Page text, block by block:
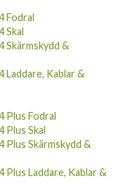
Fodral
Skal
Skärmskydd &
Laddare, Kablar &
Plus Fodral
Plus Skal
Plus Skärmskydd &
Plus Laddare, Kablar &